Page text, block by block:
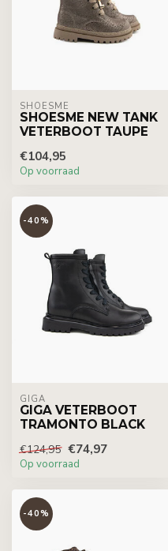
SHOESME
SHOESME NEW TANK
VETERBOOT TAUPE
€104,95
Op voorraad
-40%
GIGA
GIGA VETERBOOT
TRAMONTO BLACK
€124,95 €74,97
Op voorraad
-40%